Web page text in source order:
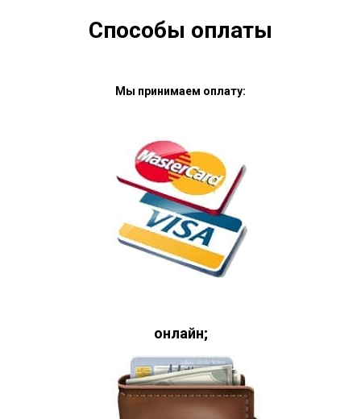
Способы оплаты
Мы принимаем оплату:
онлайн;